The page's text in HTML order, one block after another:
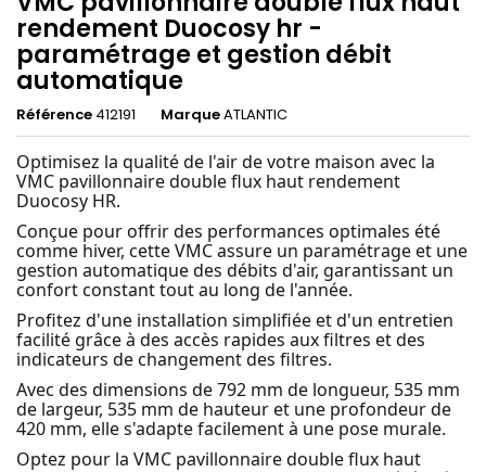
rendement Duocosy hr -
paramétrage et gestion débit
automatique
Référence 412191 MarqueATLANTIC
Optimisez la qualité de l'air de votre maison avec la
VMC pavillonnaire double flux haut rendement
Duocosy HR.
Conçue pour offrir des performances optimales été
comme hiver, cette VMC assure un paramétrage et une
gestion automatique des débits d'air, garantissant un
confort constant tout au long de l'année.
Profitez d'une installation simplifiée et d'un entretien
facilité grâce à des accès rapides aux filtres et des
indicateurs de changement des filtres.
Avec des dimensions de 792 mm de longueur, 535 mm
de largeur, 535 mm de hauteur et une profondeur de
420 mm, elle s'adapte facilement à une pose murale.
Optez pour la VMC pavillonnaire double flux haut